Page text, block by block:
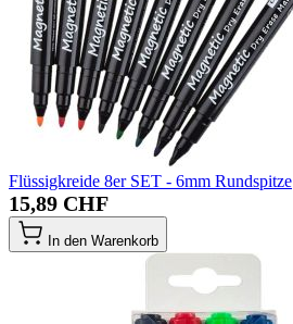
Flüssigkreide 8er SET - 6mm Rundspitze
15,89 CHF
In den Warenkorb